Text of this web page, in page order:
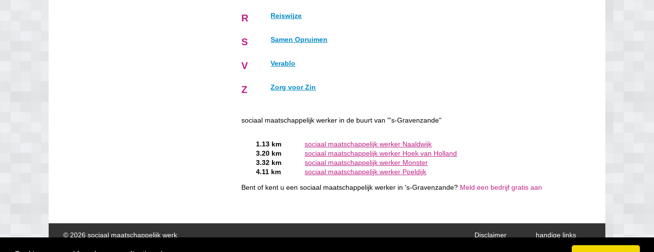
R Reiswijze
S Samen Opruimen
V Verablo
Z Zorg voor Zin
sociaal maatschappelijk werker in de buurt van "'s-Gravenzande"
1.13 km
sociaal maatschappelijk werker Naaldwijk
3.20 km
sociaal maatschappelijk werker Hoek van Holland
3.32 km
sociaal maatschappelijk werker Monster
4.11 km
sociaal maatschappelijk werker Poeldijk
Bent of kent u een sociaal maatschappelijk werker in 's-Gravenzande? Meld een bedrijf gratis aan
handige links
Disclaimer
© 2026 sociaal maatschappelijk werk